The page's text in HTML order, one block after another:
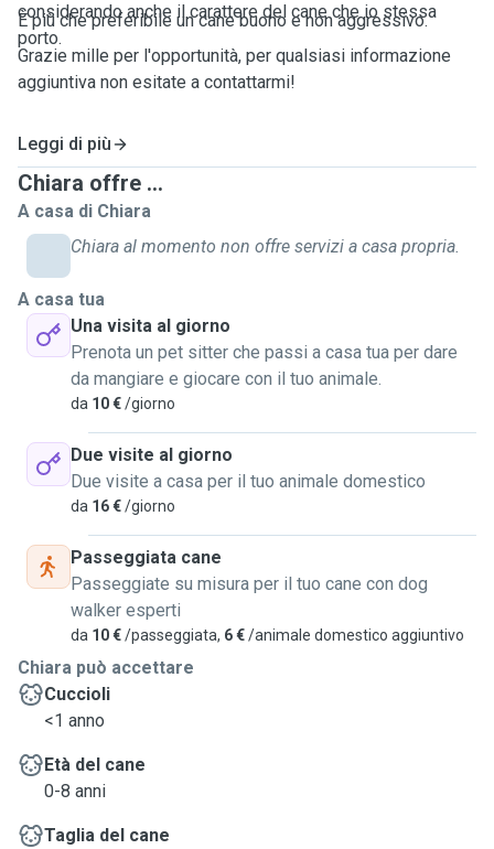
considerando anche il carattere del cane che io stessa
porto.
È più che preferibile un cane buono e non aggressivo.
Grazie mille per l'opportunità, per qualsiasi informazione
aggiuntiva non esitate a contattarmi!
Leggi di più
Chiara offre ...
A casa di Chiara
Chiara al momento non offre servizi a casa propria.
A casa tua
Una visita al giorno
Prenota un pet sitter che passi a casa tua per dare
da mangiare e giocare con il tuo animale.
da 10 €/giorno
Due visite al giorno
Due visite a casa per il tuo animale domestico
da 16 €/giorno
Passeggiata cane
Passeggiate su misura per il tuo cane con dog
walker esperti
da 10 €/passeggiata, 6 €/animale domestico aggiuntivo
Chiara può accettare
Cuccioli
<1 anno
Età del cane
0-8 anni
Taglia del cane